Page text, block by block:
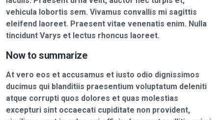
vehicula lobortis sem. Vivamus convallis mi sagittis
eleifend laoreet. Praesent vitae venenatis enim. Nulla
tincidunt Varys et lectus rhoncus laoreet.
Now to summarize
At vero eos et accusamus et iusto odio dignissimos
ducimus qui blanditiis praesentium voluptatum deleniti
atque corrupti quos dolores et quas molestias
excepturi sint occaecati cupiditate non provident,